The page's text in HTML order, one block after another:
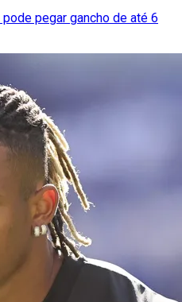
pegar gancho de até 6